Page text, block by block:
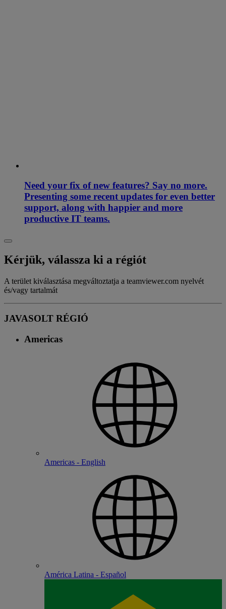
Need your fix of new features? Say no more.
Presenting some recent updates for even better
support, along with happier and more
productive IT teams.
Kérjük, válassza ki a régiót
A terület kiválasztása megváltoztatja a teamviewer.com nyelvét
és/vagy tartalmát
JAVASOLT RÉGIÓ
Americas
Americas - English
América Latina - Español